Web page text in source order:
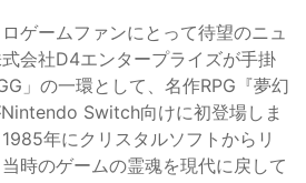
ゲームファンにとって待望のニュ
会社D4エンタープライズが手掛
」の一環として、名作RPG『夢幻
Switch向けに初登場しま
年にクリスタルソフトからリ
時のゲームの霊魂を現代に戻して